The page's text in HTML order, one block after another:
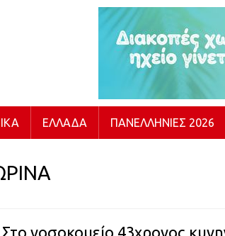
ΕΛΛΆΔΑ ΠΑΝΕΛΛΉΝΙΕΣ 2026
νοσοκομείο 43χρονος